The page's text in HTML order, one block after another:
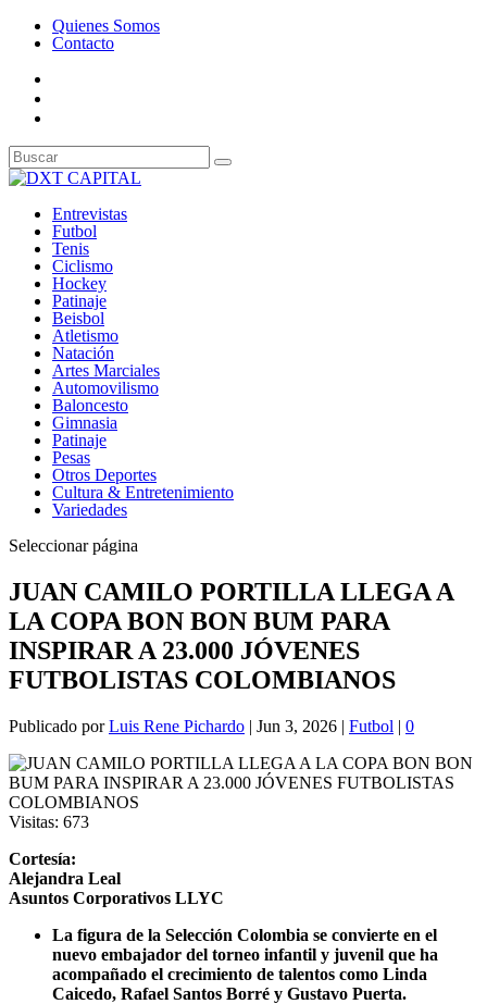
Quienes Somos
Contacto
Entrevistas
Futbol
Tenis
Ciclismo
Hockey
Patinaje
Beisbol
Atletismo
Natación
Artes Marciales
Automovilismo
Baloncesto
Gimnasia
Patinaje
Pesas
Otros Deportes
Cultura & Entretenimiento
Variedades
Seleccionar página
JUAN CAMILO PORTILLA LLEGA A
LA COPA BON BON BUM PARA
INSPIRAR A 23.000 JÓVENES
FUTBOLISTAS COLOMBIANOS
Publicado porLuis Rene Pichardo | Jun 3, 2026 | Futbol | 0
Visitas: 673
Cortesía:
Alejandra Leal
Asuntos Corporativos LLYC
La figura de la Selección Colombia se convierte en el
nuevo embajador del torneo infantil y juvenil que ha
acompañado el crecimiento de talentos como Linda
Caicedo, Rafael Santos Borré y Gustavo Puerta.